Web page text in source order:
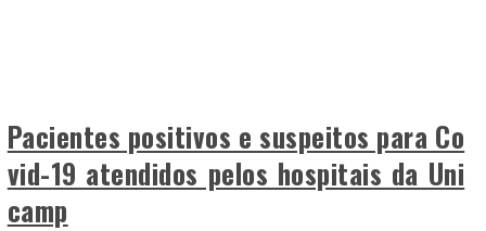
Pacientes positivos e suspeitos para Co
vid-19 atendidos pelos hospitais da Uni
camp